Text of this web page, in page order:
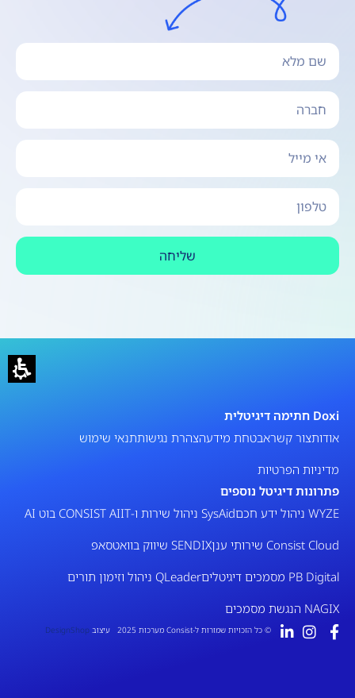
שליחה
Doxi חתימה דיגיטלית
אודותצור קשראבטחת מידעהצהרת נגישותתנאי שימוש
מדיניות הפרטיות
פתרונות דיגיטל נוספים
WYZE ניהול ידע חכם
SysAid ניהול שירות ו-IT
CONSIST AI בוט AI
Consist Cloud שירותי ענן
SENDIX שיווק בוואטסאפ
PB Digital מסמכים דיגיטלים
QLeader ניהול וזימון תורים
NAGIX הנגשת מסמכים
© כל הזכויות שמורות ל-Consist מערכות 2025 עיצוב DesignShop